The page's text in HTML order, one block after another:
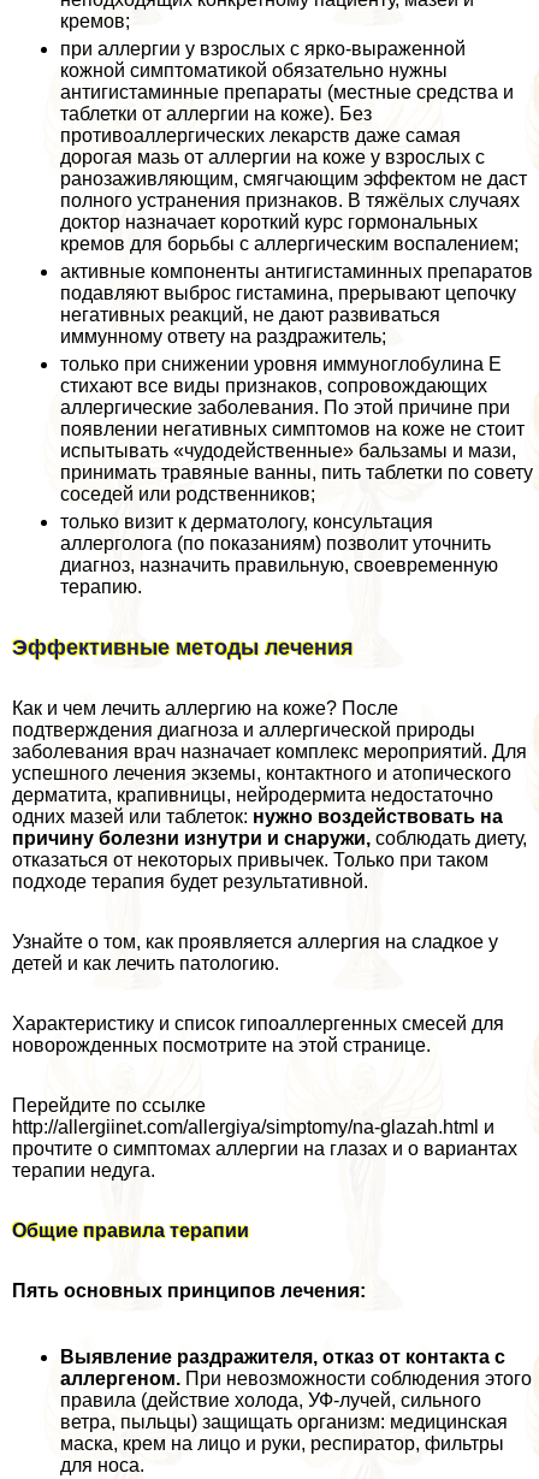
кремов;
при аллергии у взрослых с ярко-выраженной
кожной симптоматикой обязательно нужны
антигистаминные препараты (местные средства и
таблетки от аллергии на коже). Без
противоаллергических лекарств даже самая
дорогая мазь от аллергии на коже у взрослых с
ранозаживляющим, смягчающим эффектом не даст
полного устранения признаков. В тяжёлых случаях
доктор назначает короткий курс гормональных
кремов для борьбы с аллергическим воспалением;
активные компоненты антигистаминных препаратов
подавляют выброс гистамина, прерывают цепочку
негативных реакций, не дают развиваться
иммунному ответу на раздражитель;
только при снижении уровня иммуноглобулина Е
стихают все виды признаков, сопровождающих
аллергические заболевания. По этой причине при
появлении негативных симптомов на коже не стоит
испытывать «чудодейственные» бальзамы и мази,
принимать травяные ванны, пить таблетки по совету
соседей или родственников;
только визит к дерматологу, консультация
аллерголога (по показаниям) позволит уточнить
диагноз, назначить правильную, своевременную
терапию.
Эффективные методы лечения
Как и чем лечить аллергию на коже? После
подтверждения диагноза и аллергической природы
заболевания врач назначает комплекс мероприятий. Для
успешного лечения экземы, контактного и атопического
дерматита, крапивницы, нейродермита недостаточно
одних мазей или таблеток: нужно воздействовать на
причину болезни изнутри и снаружи, соблюдать диету,
отказаться от некоторых привычек. Только при таком
подходе терапия будет результативной.
Узнайте о том, как проявляется аллергия на сладкое у
детей и как лечить патологию.
Хаpaктеристику и список гипоаллергенных смесей для
новорожденных посмотрите на этой странице.
Перейдите по ссылке
http://allergiinet.com/allergiya/simptomy/na-glazah.html и
прочтите о симптомах аллергии на глазах и о вариантах
терапии недуга.
Общие правила терапии
Пять основных принципов лечения:
Выявление раздражителя, отказ от контакта с
аллергеном. При невозможности соблюдения этого
правила (действие холода, УФ-лучей, сильного
ветра, пыльцы) защищать организм: медицинская
маска, крем на лицо и руки, респиратор, фильтры
для носа.